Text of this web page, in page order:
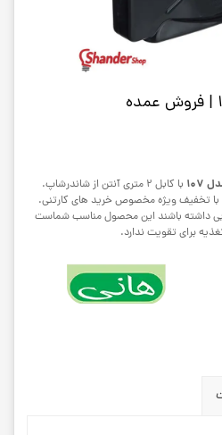
با کابل 2 متری آنتن از شاندرشاپ.
فروش عمده آنتن رومیزی هانی مدل 107 با تخفیف ویژه مخصوص خرید های کارتنی.
داشته باشند این محصول مناسب شماست
برای تقویت ندارد.